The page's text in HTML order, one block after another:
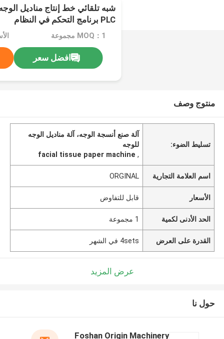
شبه تلقائي خط إنتاج مناديل الوجه
PLC برنامج التحكم في النظام
MOQ：1 مجموعة
افضل سعر
منتوج وصف
تسليط الضوء:
آلة صنع أنسجة الوجه، آلة مناديل الوجه
للوجه
,
facial tissue paper machine
اسم العلامة التجارية ORGINAL
الأسعار قابل للتفاوض
الحد الأدنى لكمية 1 مجموعة
القدرة على العرض 4sets في الشهر
عرض المزيد
حول نا
Foshan Origin Machinery